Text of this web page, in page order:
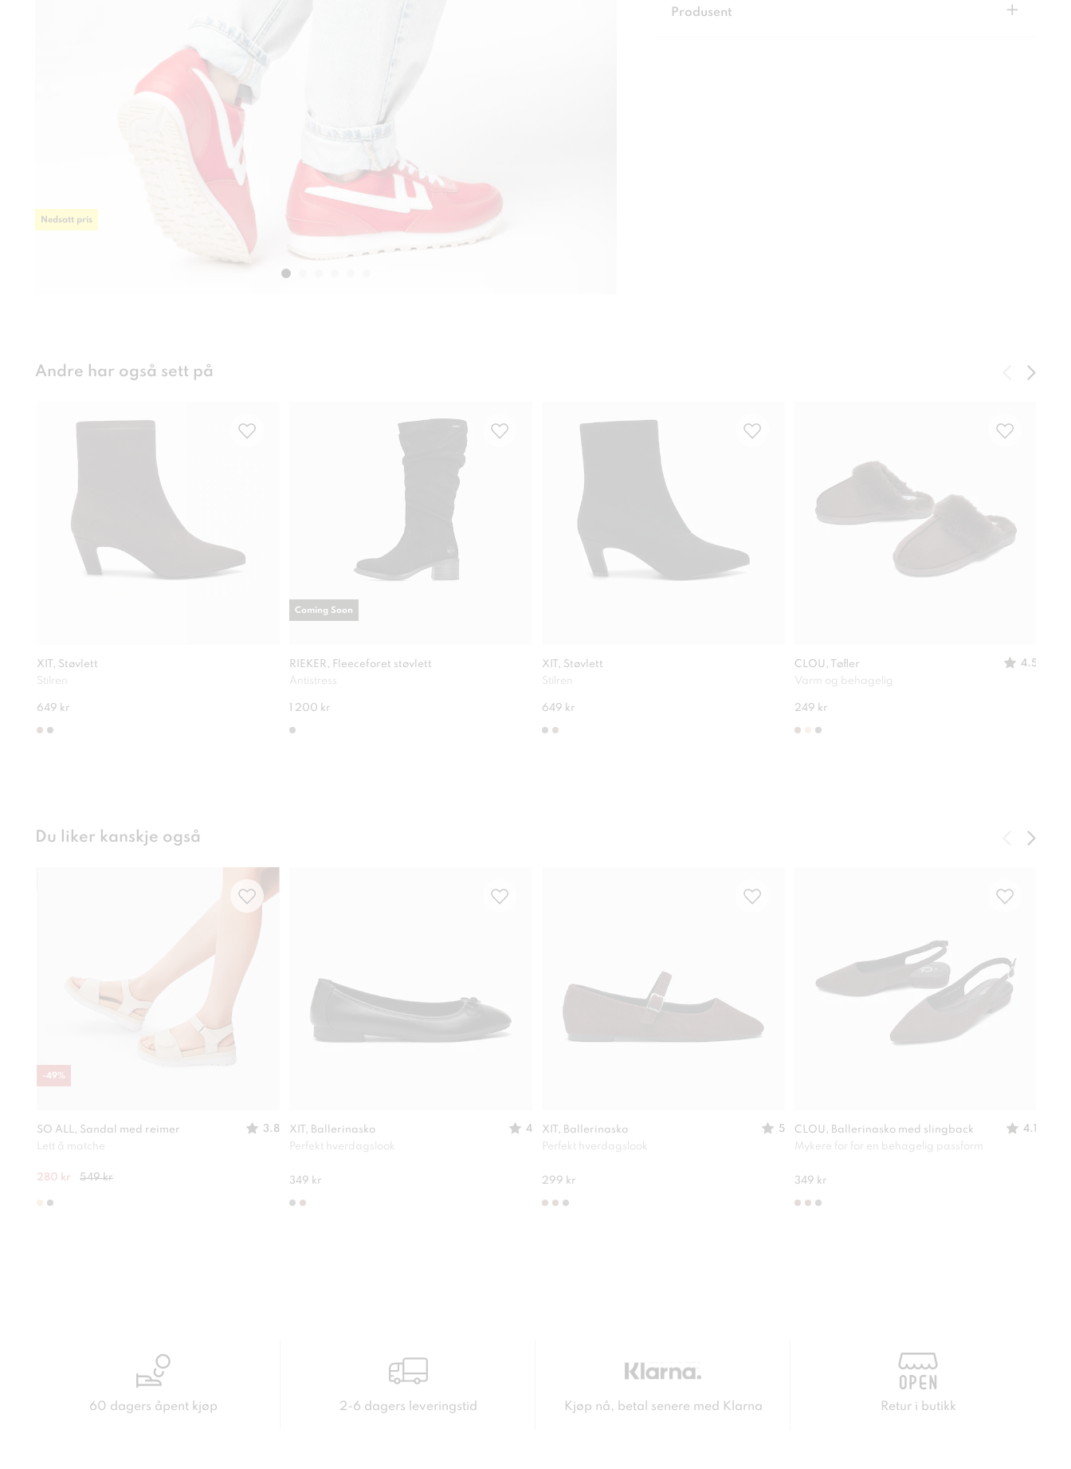
Nedsatt pris
Produsent +
Andre har også sett på
XIT, Støvlett
Stilren
649 kr
RIEKER, Fleeceforet støvlett
Antistress
1 200 kr
Coming Soon
XIT, Støvlett
Stilren
649 kr
CLOU, Tøfler
4.5
Varm og behagelig
249 kr
Du liker kanskje også
SO ALL, Sandal med reimer
3.8
Lett å matche
280 kr 549 kr
-49%
XIT, Ballerinasko
4
Perfekt hverdagslook
349 kr
XIT, Ballerinasko
5
Perfekt hverdagslook
299 kr
CLOU, Ballerinasko med slingback
4.1
Mykere for for en behagelig passform
349 kr
60 dagers åpent kjøp 2-6 dagers leveringstid Kjøp nå, betal senere med Klarna Retur i butikk